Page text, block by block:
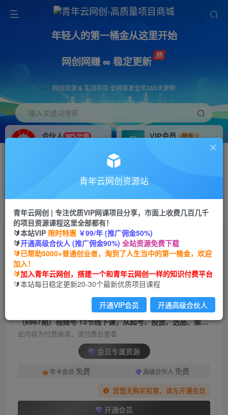
年轻人的第一桶金从这里开始
网创网赚 ∞ 稳定更新
网创资源 & 实战项目 全网首发全年365天更新
输入关键词搜索
合伙人 90%分佣
VIP会员
抢先
搭建同款网站，自己当老板
首页 创业课程 会员专属 正文
（6967期）视频号·13节线下课，从起号、投放、
选品、案例拆解等多维度带你玩转视频号
青年云网创
2年前发布
关注 私信
（6967期）视频号·13节线下课，从起号、投放、选品、案例拆解等多维度带你玩转视频号
此内容为付费阅读，请付费后查看
会员专属资源
年卡会员 免费 高级合伙人 免费
您暂无购买权限，请先开通会员
开通会员
青年云网创资源站
青年云网创 | 专注优质VIP网课项目分享，市面上收费几百几千
的项目资源课程这里全部都有！
🔰本站VIP 限时特惠 ￥99/年 (推广佣金50%)
🔰开通高级合伙人 (推广佣金90%) 全站资源免费下载
🔰已帮助5000+普通创业者，淘到了人生当中的第一桶金，欢迎
加入！
🔰加入青年云网创，搭建一个和青年云网创一样的知识付费平台
🔰本站每日稳定更新20-30个最新优质项目课程
开通VIP会员 开通高级合伙人